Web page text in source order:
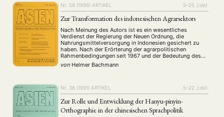
Nr. 58 (1996) ARTIKEL 5–25 {:de}
Zur Transformation des indonesischen Agrarsektors
Nach Meinung des Autors ist es ein wesentliches
Verdienst der Regierung der Neuen Ordnung, die
Nahrungsmittelversorgung in Indonesien gesichert zu
haben. Nach der Erörterung der agrarpolitischen
Rahmenbedingungen seit 1967 und der Bedeutung des
Agrarsektors innerhalb der Volkswirtschaft Indonesiens
untersucht er den Transformationsprozeß im Agrarsektor
von Helmer Bachmann
Nr. 38 (1991) ARTIKEL 5–22 {:de}
Zur Rolle und Entwicklung der Hanyu-pinyin-
Orthographie in der chinesischen Sprachpolitik